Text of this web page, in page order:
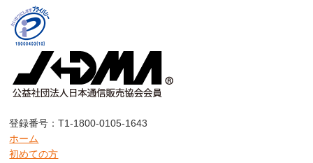
登録番号：T1-1800-0105-1643
ホーム
初めての方